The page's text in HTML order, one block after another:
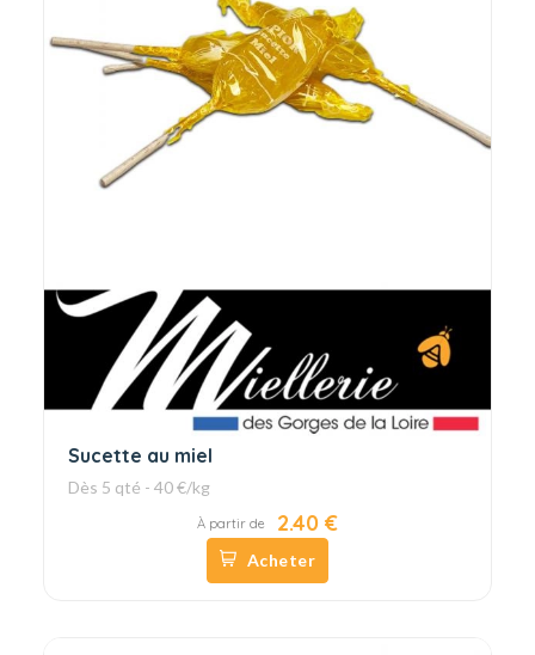
Sucette au miel
Dès 5 qté - 40 €/kg
À partir de 2.40 €
Acheter